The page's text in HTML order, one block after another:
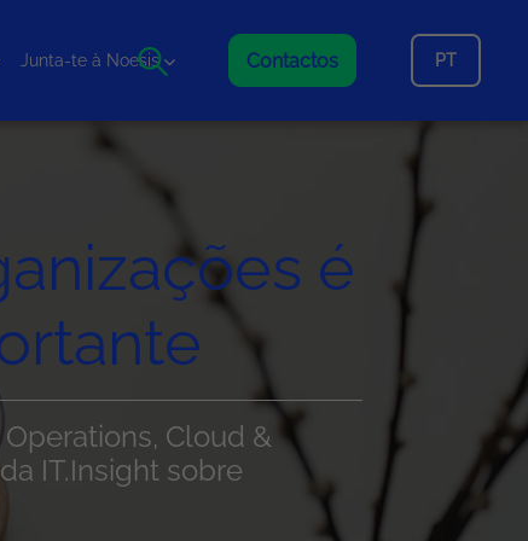
Junta-te à Noesis Contactos PT
é
Cloud &
IT.Insight sobre